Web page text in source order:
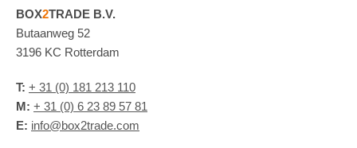
BOX2TRADE B.V.
Butaanweg 52
3196 KC Rotterdam
T: + 31 (0) 181 213 110
M: + 31 (0) 6 23 89 57 81
E: info@box2trade.com